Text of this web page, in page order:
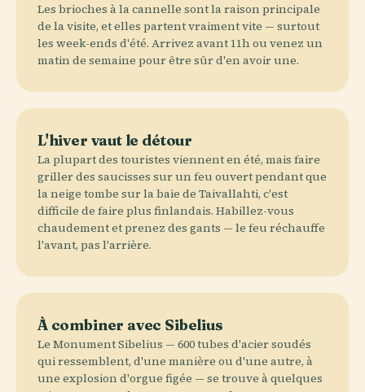
Les brioches à la cannelle sont la raison principale
de la visite, et elles partent vraiment vite — surtout
les week-ends d'été. Arrivez avant 11h ou venez un
matin de semaine pour être sûr d'en avoir une.
L'hiver vaut le détour
La plupart des touristes viennent en été, mais faire
griller des saucisses sur un feu ouvert pendant que
la neige tombe sur la baie de Taivallahti, c'est
difficile de faire plus finlandais. Habillez-vous
chaudement et prenez des gants — le feu réchauffe
l'avant, pas l'arrière.
À combiner avec Sibelius
Le Monument Sibelius — 600 tubes d'acier soudés
qui ressemblent, d'une manière ou d'une autre, à
une explosion d'orgue figée — se trouve à quelques